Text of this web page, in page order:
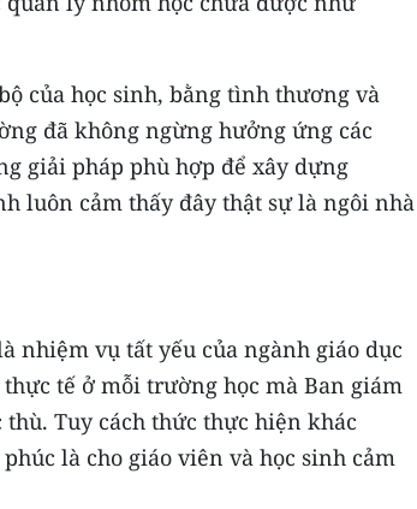
của học sinh, bằng tình thương và
đã không ngừng hưởng ứng các
giải pháp phù hợp để xây dựng
luôn cảm thấy đây thật sự là ngôi nhà
nhiệm vụ tất yếu của ngành giáo dục
tế ở mỗi trường học mà Ban giám
Tuy cách thức thực hiện khác
là cho giáo viên và học sinh cảm